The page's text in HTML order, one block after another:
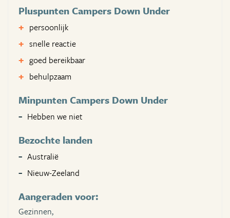
Pluspunten Campers Down Under
persoonlijk
snelle reactie
goed bereikbaar
behulpzaam
Minpunten Campers Down Under
Hebben we niet
Bezochte landen
Australië
Nieuw-Zeeland
Aangeraden voor:
Gezinnen,